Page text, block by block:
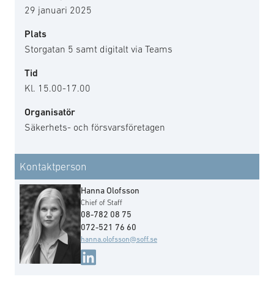
29 januari 2025
Plats
Storgatan 5 samt digitalt via Teams
Tid
Kl. 15.00-17.00
Organisatör
Säkerhets- och försvarsföretagen
Kontaktperson
Hanna Olofsson
Chief of Staff
08-782 08 75
072-521 76 60
hanna.olofsson@soff.se